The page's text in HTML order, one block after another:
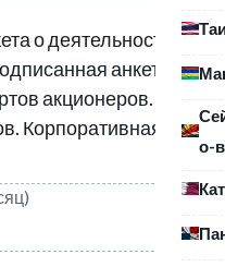
о-
о деятельности
анкета о
акционеров.
Корпоративная